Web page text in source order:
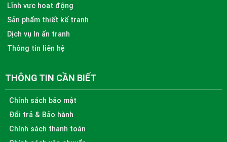
Lĩnh vực hoạt động
Sản phẩm thiết kế tranh
Dịch vụ In ấn tranh
Thông tin liên hệ
THÔNG TIN CẦN BIẾT
Chính sách bảo mật
Đổi trả & Bảo hành
Chính sách thanh toán